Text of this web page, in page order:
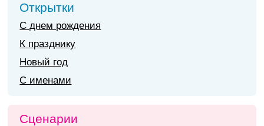
Открытки
С днем рождения
К празднику
Новый год
С именами
Сценарии